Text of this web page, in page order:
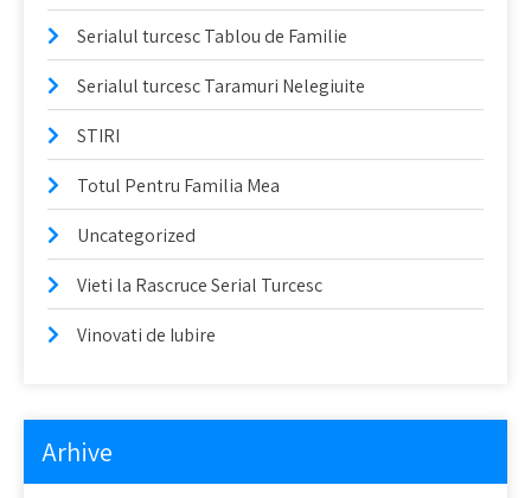
Serialul turcesc Tablou de Familie
Serialul turcesc Taramuri Nelegiuite
STIRI
Totul Pentru Familia Mea
Uncategorized
Vieti la Rascruce Serial Turcesc
Vinovati de Iubire
Arhive